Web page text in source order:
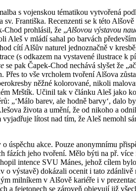
s vojenskou tématikou vytvořená
Františka. Recenzenti se k této Alšově
Chod prohlásil, že „Alšovou výstavou
Aleš v mládí sahal po barvách
cítí Alšův naturel jednoznačně v
(s odkazem na vystavené ilustrace k
se pak Čapek-Chod nechává slyšet že
to vše vrcholem tvoření Alšova
něžné kolorované, nikoli
Mrštík. Učinil tak v článku Aleš jako
„‘Málo barev, ale hodně barvy‘, dalo
života a umění, že od nikoho a
lítost nad tím, že Aleš nemohl
úspěchu akce. Pouze anonymnímu
fázích jeho tvoření. Mělo býti na př.
intence SVU Mánes, jehož cílem
o výstavě) dokázali ocenit i tato
milníkem v Alšově kariéře i v
a fejetonech se zároveň objevují již